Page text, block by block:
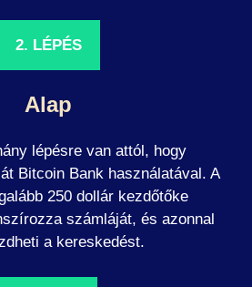
2. LÉPÉS
Alap
lépésre van attól, hogy
Bitcoin Bank használatával. A
250 dollár kezdőtőke
számláját, és azonnal
a kereskedést.